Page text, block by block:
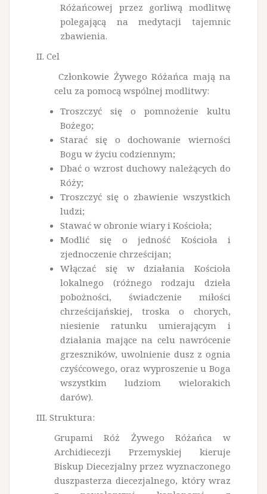
Różańcowej przez gorliwą modlitwę
polegającą na medytacji tajemnic
zbawienia.
II. Cel
Członkowie Żywego Różańca mają na
celu za pomocą wspólnej modlitwy:
Troszczyć się o pomnożenie kultu
Bożego;
Starać się o dochowanie wierności
Bogu w życiu codzien­nym;
Dbać o wzrost duchowy należących do
Róży;
Troszczyć się o zbawienie wszystkich
ludzi;
Stawać w obronie wiary i Kościoła;
Modlić się o jedność Kościoła i
zjednoczenie chrześcijan;
Włączać się w działania Kościoła
lokalnego (różnego rodzaju dzieła
pobożności, świadczenie miłości
chrześcijańskiej, troska o chorych,
niesienie ratunku umierającym i
działania mające na celu nawrócenie
grzeszników, uwolnienie dusz z ognia
czyśćcowego, oraz wyproszenie u Boga
wszystkim ludziom wielorakich
darów).
III. Struktura:
Grupami Róż Żywego Różańca w
Archidiecezji Przemyskiej kieruje
Biskup Diecezjalny przez wyznaczonego
duszpasterza diecezjalnego, który wraz